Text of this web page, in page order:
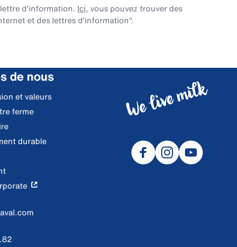
d'information. Ici, vous pouvez trouver des
et des lettres d'information".
de nous
et valeurs
ferme
durable